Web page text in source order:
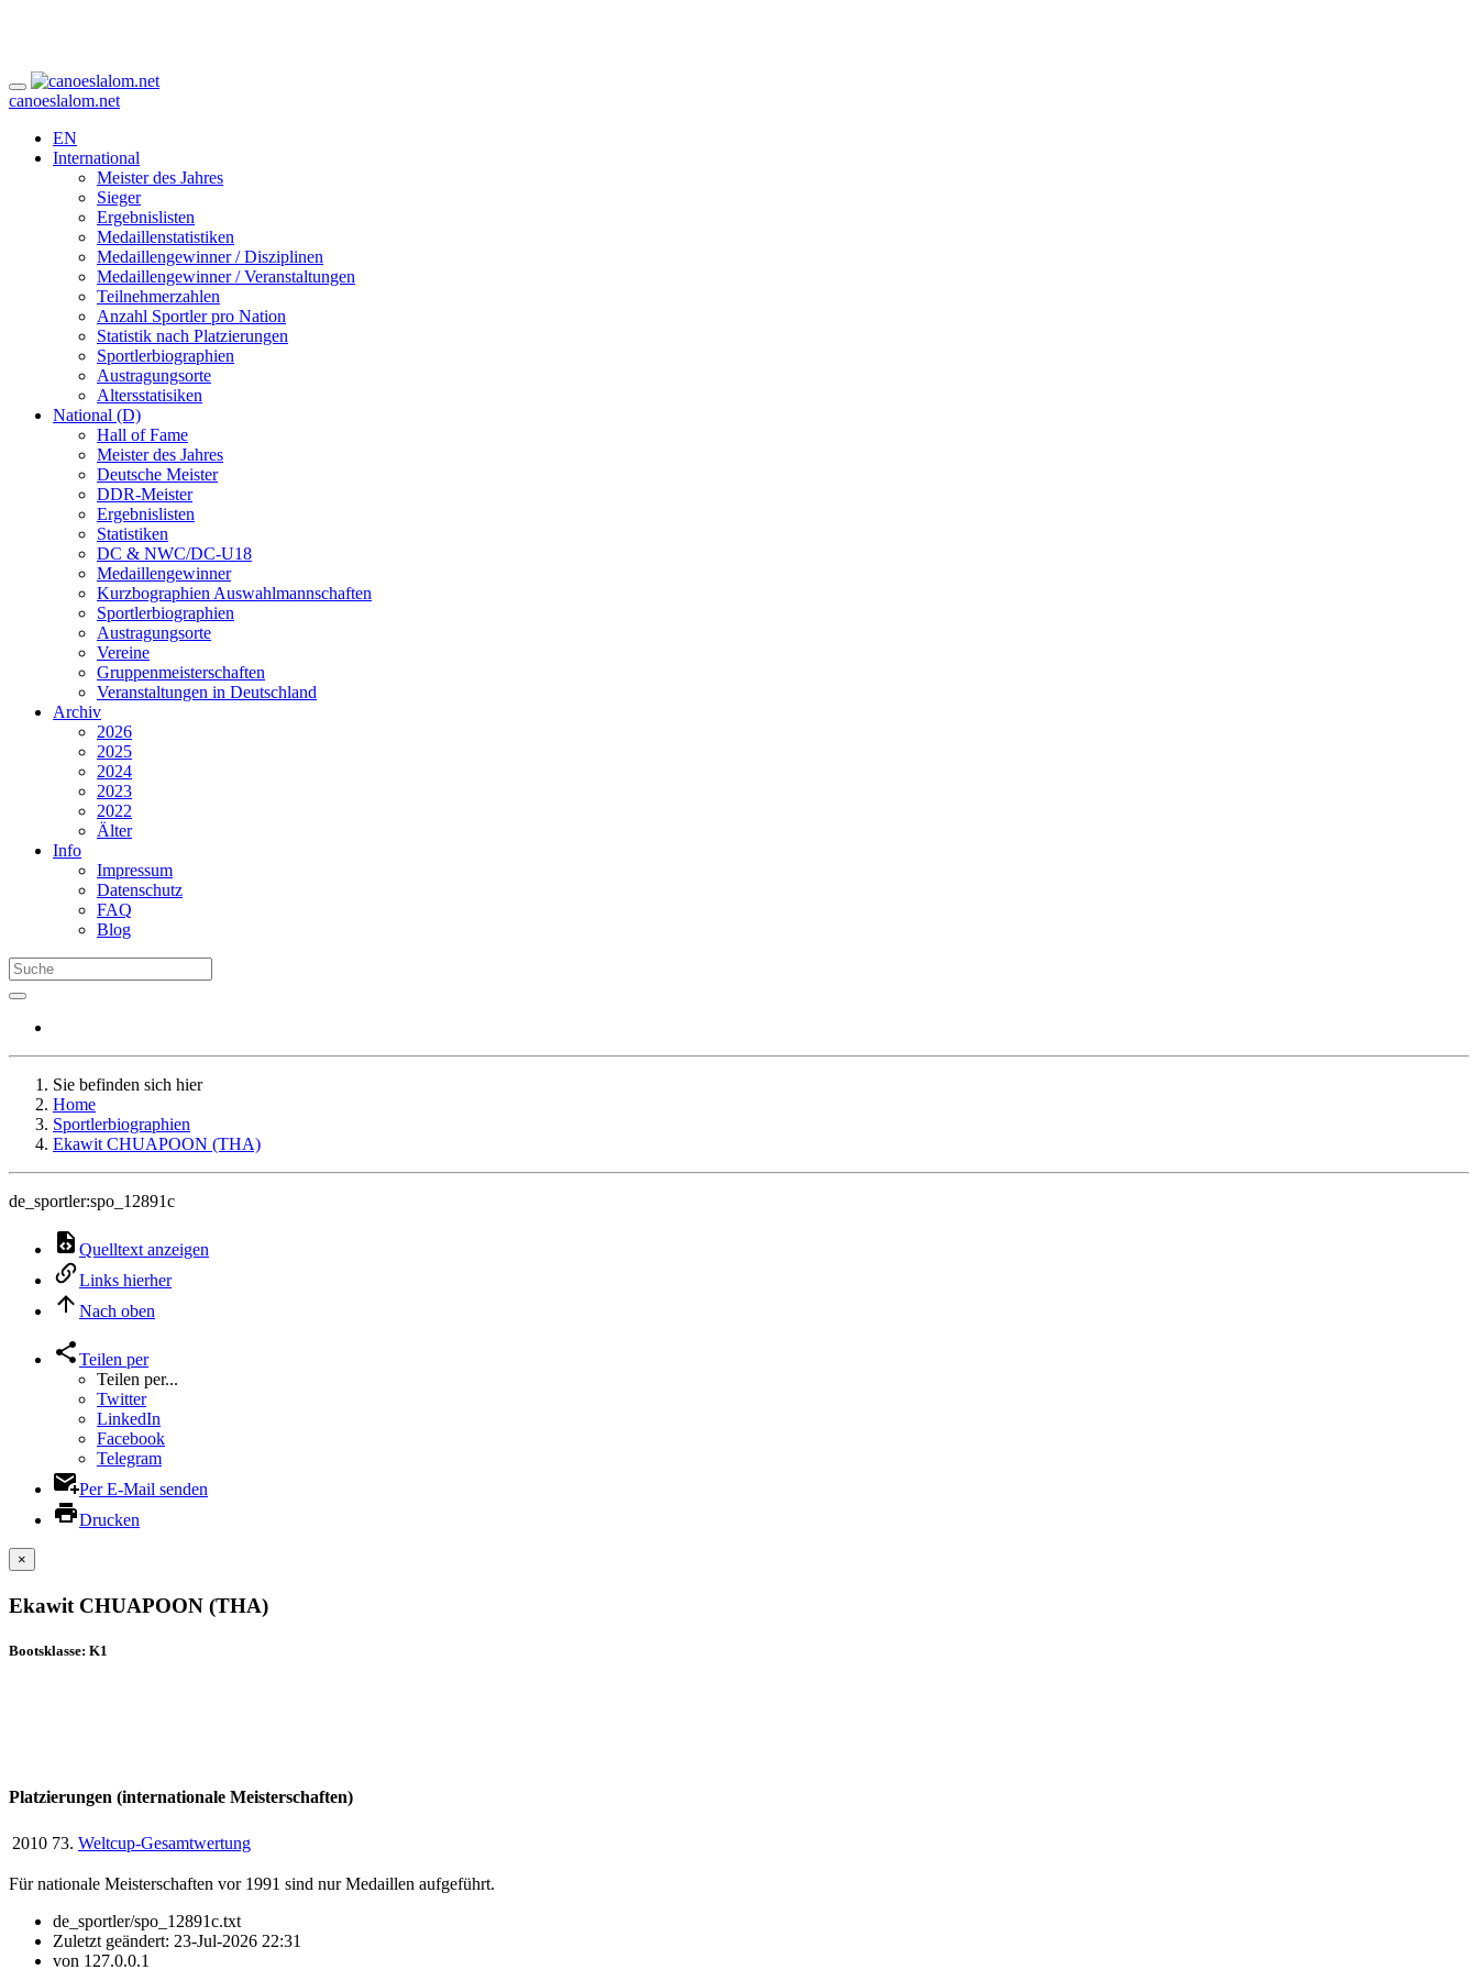
canoeslalom.net
EN
International
Meister des Jahres
Sieger
Ergebnislisten
Medaillenstatistiken
Medaillengewinner / Disziplinen
Medaillengewinner / Veranstaltungen
Teilnehmerzahlen
Anzahl Sportler pro Nation
Statistik nach Platzierungen
Sportlerbiographien
Austragungsorte
Altersstatisiken
National (D)
Hall of Fame
Meister des Jahres
Deutsche Meister
DDR-Meister
Ergebnislisten
Statistiken
DC & NWC/DC-U18
Medaillengewinner
Kurzbographien Auswahlmannschaften
Sportlerbiographien
Austragungsorte
Vereine
Gruppenmeisterschaften
Veranstaltungen in Deutschland
Archiv
2026
2025
2024
2023
2022
Älter
Info
Impressum
Datenschutz
FAQ
Blog
Sie befinden sich hier
Home
Sportlerbiographien
Ekawit CHUAPOON (THA)
de_sportler:spo_12891c
Quelltext anzeigen
Links hierher
Nach oben
Teilen per
Teilen per...
Twitter
LinkedIn
Facebook
Telegram
Per E-Mail senden
Drucken
×
Ekawit CHUAPOON (THA)
Bootsklasse: K1
Platzierungen (internationale Meisterschaften)
2010 73. Weltcup-Gesamtwertung
Für nationale Meisterschaften vor 1991 sind nur Medaillen aufgeführt.
de_sportler/spo_12891c.txt
Zuletzt geändert: 23-Jul-2026 22:31
von 127.0.0.1